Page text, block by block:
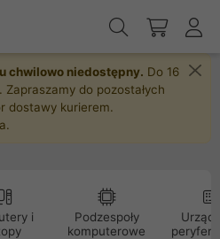
chwilowo niedostępny. Do 16
do pozostałych
dostawy kurierem.
i
Podzespoły
komputerowe